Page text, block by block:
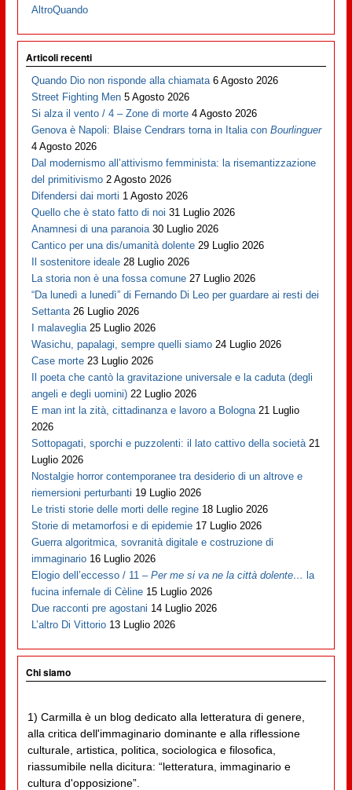
AltroQuando
Articoli recenti
Quando Dio non risponde alla chiamata 6 Agosto 2026
Street Fighting Men 5 Agosto 2026
Si alza il vento / 4 – Zone di morte 4 Agosto 2026
Genova è Napoli: Blaise Cendrars torna in Italia conBourlinguer
4 Agosto 2026
Dal modernismo all’attivismo femminista: la risemantizzazione
del primitivismo 2 Agosto 2026
Difendersi dai morti 1 Agosto 2026
Quello che è stato fatto di noi 31 Luglio 2026
Anamnesi di una paranoia 30 Luglio 2026
Cantico per una dis/umanità dolente 29 Luglio 2026
Il sostenitore ideale 28 Luglio 2026
La storia non è una fossa comune 27 Luglio 2026
“Da lunedì a lunedì” di Fernando Di Leo per guardare ai resti dei
Settanta 26 Luglio 2026
I malaveglia 25 Luglio 2026
Wasichu, papalagi, sempre quelli siamo 24 Luglio 2026
Case morte 23 Luglio 2026
Il poeta che cantò la gravitazione universale e la caduta (degli
angeli e degli uomini) 22 Luglio 2026
E man int la zità, cittadinanza e lavoro a Bologna 21 Luglio
2026
Sottopagati, sporchi e puzzolenti: il lato cattivo della società 21
Luglio 2026
Nostalgie horror contemporanee tra desiderio di un altrove e
riemersioni perturbanti 19 Luglio 2026
Le tristi storie delle morti delle regine 18 Luglio 2026
Storie di metamorfosi e di epidemie 17 Luglio 2026
Guerra algoritmica, sovranità digitale e costruzione di
immaginario 16 Luglio 2026
Elogio dell’eccesso / 11 –Per me si va ne la città dolente… la
fucina infernale di Cèline 15 Luglio 2026
Due racconti pre agostani 14 Luglio 2026
L’altro Di Vittorio 13 Luglio 2026
Chi siamo
1) Carmilla è un blog dedicato alla letteratura di genere,
alla critica dell'immaginario dominante e alla riflessione
culturale, artistica, politica, sociologica e filosofica,
riassumibile nella dicitura: “letteratura, immaginario e
cultura d'opposizione”.